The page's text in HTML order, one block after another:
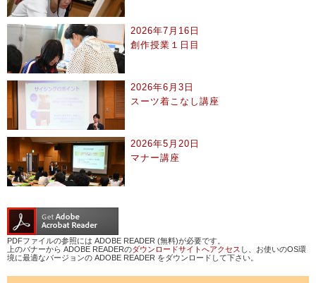
2026年7月16日
創作授業１日目
2026年6月3日
スーツ着こなし講座
2026年5月20日
マナー講座
PDFファイルの参照には ADOBE READER (無料)が必要です。
上のバナーから ADOBE READERのダウンロードサイトへアクセス し、お使いのOS環
境に最適なバージョンの ADOBE READER をダウンロードして下さい。